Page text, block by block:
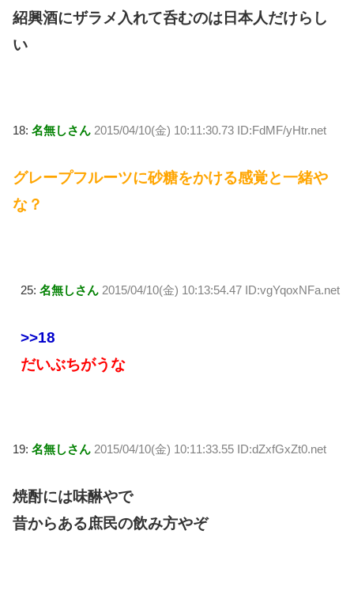
紹興酒にザラメ入れて呑むのは日本人だけらし
い
18: 名無しさん 2015/04/10(金) 10:11:30.73 ID:FdMF/yHtr.net
グレープフルーツに砂糖をかける感覚と一緒や
な？
25: 名無しさん 2015/04/10(金) 10:13:54.47 ID:vgYqoxNFa.net
>>18
だいぶちがうな
19: 名無しさん 2015/04/10(金) 10:11:33.55 ID:dZxfGxZt0.net
焼酎には味醂やで
昔からある庶民の飲み方やぞ